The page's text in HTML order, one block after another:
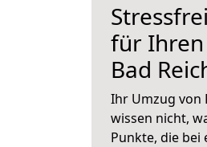
für Ihren
Bad
Ihr Umzug von
wissen nicht,
Punkte, die bei